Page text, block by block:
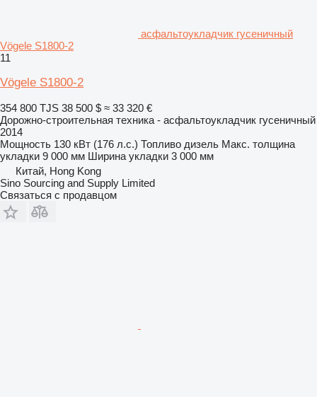
асфальтоукладчик гусеничный
Vögele S1800-2
11
Vögele S1800-2
354 800 TJS 38 500 $ ≈ 33 320 €
Дорожно-строительная техника - асфальтоукладчик гусеничный
2014
Мощность 130 кВт (176 л.с.) Топливо дизель Макс. толщина
укладки 9 000 мм Ширина укладки 3 000 мм
Китай, Hong Kong
Sino Sourcing and Supply Limited
Связаться с продавцом